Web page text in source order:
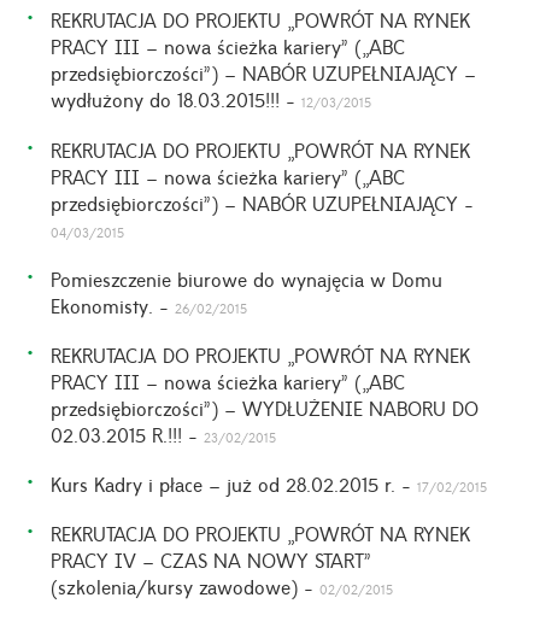
REKRUTACJA DO PROJEKTU „POWRÓT NA RYNEK
PRACY III – nowa ścieżka kariery” („ABC
przedsiębiorczości”) – NABÓR UZUPEŁNIAJĄCY –
wydłużony do 18.03.2015!!! -12/03/2015
REKRUTACJA DO PROJEKTU „POWRÓT NA RYNEK
PRACY III – nowa ścieżka kariery” („ABC
przedsiębiorczości”) – NABÓR UZUPEŁNIAJĄCY -
04/03/2015
Pomieszczenie biurowe do wynajęcia w Domu
Ekonomisty. - 26/02/2015
REKRUTACJA DO PROJEKTU „POWRÓT NA RYNEK
PRACY III – nowa ścieżka kariery” („ABC
przedsiębiorczości”) – WYDŁUŻENIE NABORU DO
02.03.2015 R.!!! - 23/02/2015
Kurs Kadry i płace – już od 28.02.2015 r. -17/02/2015
REKRUTACJA DO PROJEKTU „POWRÓT NA RYNEK
PRACY IV – CZAS NA NOWY START”
(szkolenia/kursy zawodowe) -02/02/2015